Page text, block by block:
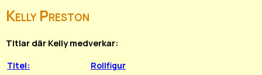
Kelly Preston
Titlar där Kelly medverkar:
Titel:
Rollfigur